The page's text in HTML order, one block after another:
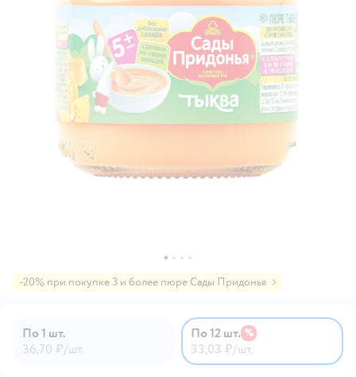
-20% при покупке 3 и более пюре Сады Придонья
По 1 шт.
36,70 ₽/шт.
По 12 шт. %
33,03 ₽/шт.